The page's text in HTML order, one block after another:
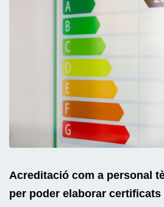
Acreditació com a personal
per poder elaborar certificats